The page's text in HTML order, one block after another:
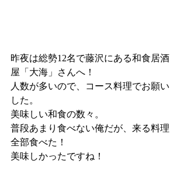
昨夜は総勢12名で藤沢にある和食居酒
屋「大海」さんへ！
人数が多いので、コース料理でお願い
した。
美味しい和食の数々。
普段あまり食べない俺だが、来る料理
全部食べた！
美味しかったですね！